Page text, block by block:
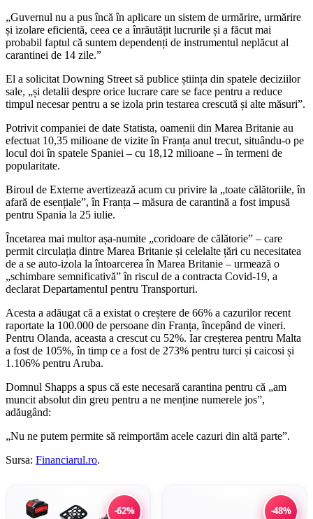
„Guvernul nu a pus încă în aplicare un sistem de urmărire, urmărire
și izolare eficientă, ceea ce a înrăutățit lucrurile și a făcut mai
probabil faptul că suntem dependenți de instrumentul neplăcut al
carantinei de 14 zile.”
El a solicitat Downing Street să publice știința din spatele deciziilor
sale, „și detalii despre orice lucrare care se face pentru a reduce
timpul necesar pentru a se izola prin testarea crescută și alte măsuri”.
Potrivit companiei de date Statista, oamenii din Marea Britanie au
efectuat 10,35 milioane de vizite în Franța anul trecut, situându-o pe
locul doi în spatele Spaniei – cu 18,12 milioane – în termeni de
popularitate.
Biroul de Externe avertizează acum cu privire la „toate călătoriile, în
afară de esențiale”, în Franța – măsura de carantină a fost impusă
pentru Spania la 25 iulie.
Încetarea mai multor așa-numite „coridoare de călătorie” – care
permit circulația dintre Marea Britanie și celelalte țări cu necesitatea
de a se auto-izola la întoarcerea în Marea Britanie – urmează o
„schimbare semnificativă” în riscul de a contracta Covid-19, a
declarat Departamentul pentru Transporturi.
Acesta a adăugat că a existat o creștere de 66% a cazurilor recent
raportate la 100.000 de persoane din Franța, începând de vineri.
Pentru Olanda, aceasta a crescut cu 52%. Iar creșterea pentru Malta
a fost de 105%, în timp ce a fost de 273% pentru turci și caicosi și
1.106% pentru Aruba.
Domnul Shapps a spus că este necesară carantina pentru că „am
muncit absolut din greu pentru a ne menține numerele jos”,
adăugând:
„Nu ne putem permite să reimportăm acele cazuri din altă parte”.
Sursa: Financiarul.ro.
-62% -48%